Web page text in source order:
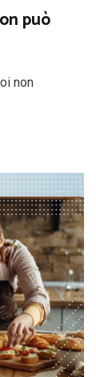
può
non